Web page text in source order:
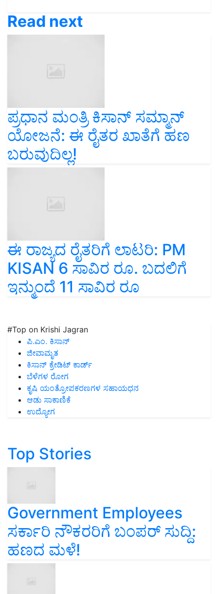
Read next
ಪ್ರಧಾನ ಮಂತ್ರಿ ಕಿಸಾನ್ ಸಮ್ಮಾನ್‌
ಯೋಜನೆ: ಈ ರೈತರ ಖಾತೆಗೆ ಹಣ
ಬರುವುದಿಲ್ಲ!
ಈ ರಾಜ್ಯದ ರೈತರಿಗೆ ಲಾಟರಿ: PM
KISAN 6 ಸಾವಿರ ರೂ. ಬದಲಿಗೆ
ಇನ್ಮುಂದೆ 11 ಸಾವಿರ ರೂ
#Top on Krishi Jagran
ಪಿ.ಎಂ. ಕಿಸಾನ್
ಜೀವಾಮೃತ
ಕಿಸಾನ್ ಕ್ರೇಡಿಟ್ ಕಾರ್ಡ್
ಬೆಳೆಗಳ ರೋಗ
ಕೃಷಿ ಯಂತ್ರೋಪಕರಣಗಳ ಸಹಾಯಧನ
ಆಡು ಸಾಕಾಣಿಕೆ
ಉದ್ಯೋಗ
Top Stories
Government Employees
ಸರ್ಕಾರಿ ನೌಕರರಿಗೆ ಬಂಪರ್‌ ಸುದ್ದಿ:
ಹಣದ ಮಳೆ!